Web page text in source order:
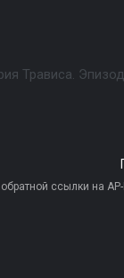
Трависа.
ссылки на